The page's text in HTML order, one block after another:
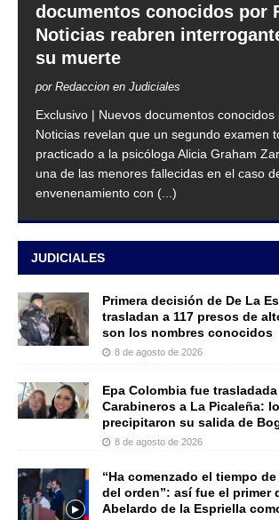
documentos conocidos por
Noticias reabren
su muerte
por Redaccion en Judiciales
Exclusivo | Nuevos documentos conocidos
Noticias revelan que un segundo examen
practicado a la psicóloga Alicia Graham
una de las menores fallecidas en el caso
envenenamiento con (...)
JUDICIALES
Primera decisión de De La
trasladan a 117 presos de
son los nombres conocidos
8 de agosto de 2026
Epa Colombia fue
Carabineros a La Picaleña:
precipitaron su salida de
8 de agosto de 2026
“Ha comenzado el tiempo
del orden”: así fue el primer
Abelardo de la Espriella